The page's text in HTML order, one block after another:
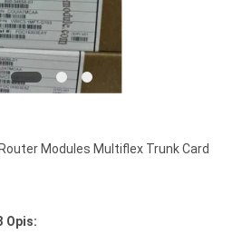
Modules Multiflex Trunk Card
Opis: